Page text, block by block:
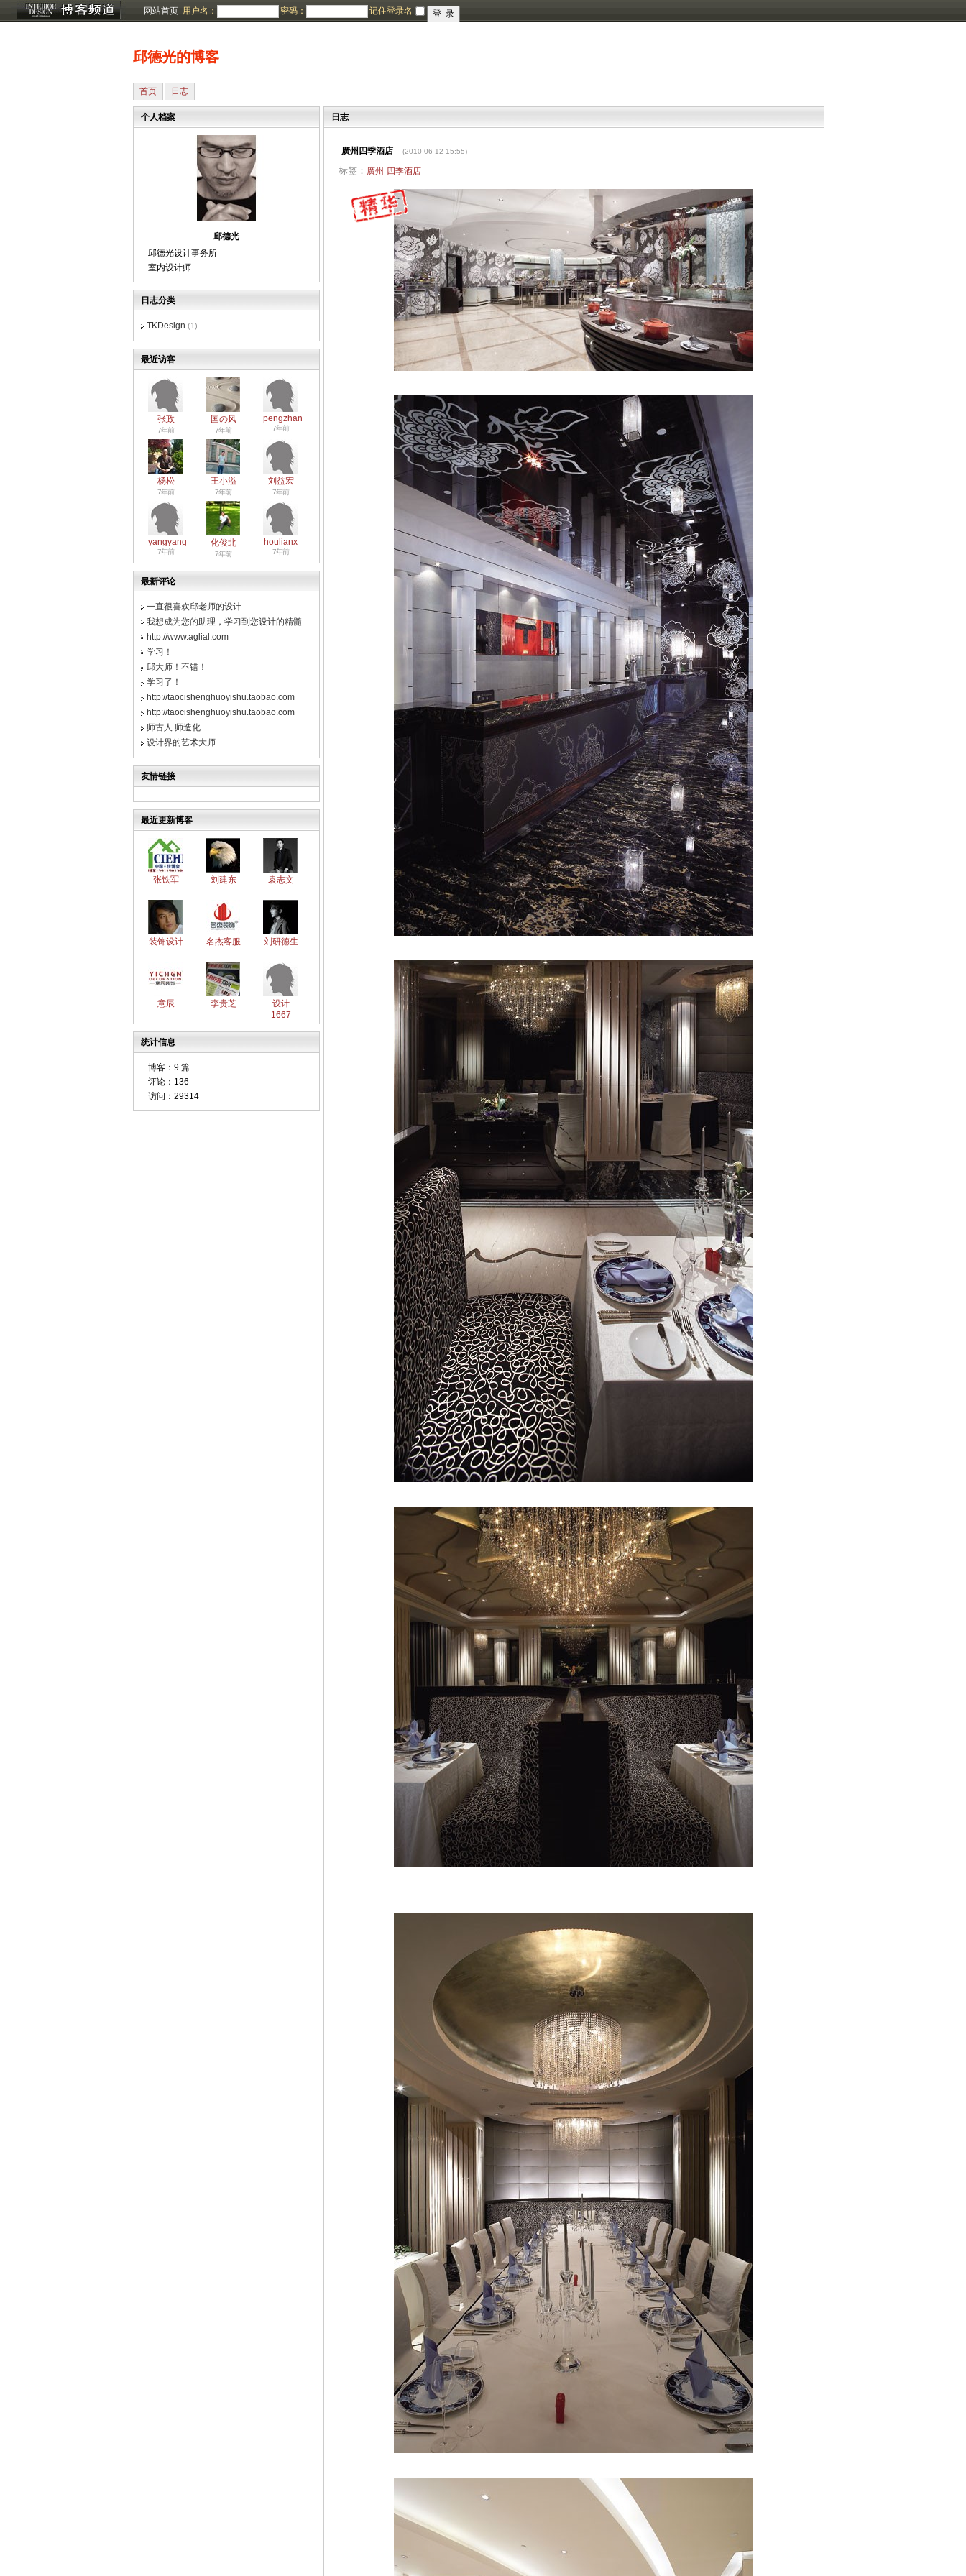
网站首页 用户名： 密码： 记住登录名
邱德光的博客
首页 日志
个人档案
邱德光
邱德光设计事务所
室内设计师
日志分类
TKDesign (1)
最近访客
张政
7年前
国の风
7年前
pengzhan
7年前
杨松
7年前
王小溢
7年前
刘益宏
7年前
yangyang
7年前
化俊北
7年前
houlianx
7年前
最新评论
一直很喜欢邱老师的设计
我想成为您的助理，学习到您设计的精髓
http://www.aglial.com
学习！
邱大师！不错！
学习了！
http://taocishenghuoyishu.taobao.com
http://taocishenghuoyishu.taobao.com
师古人 师造化
设计界的艺术大师
友情链接
最近更新博客
张铁军 刘建东 袁志文
装饰设计 名杰客服 刘研德生
意辰 李贵芝
设计
1667
统计信息
博客： 9 篇
评论： 136
访问： 29314
日志
廣州四季酒店 (2010-06-12 15:55)
标签： 廣州 四季酒店